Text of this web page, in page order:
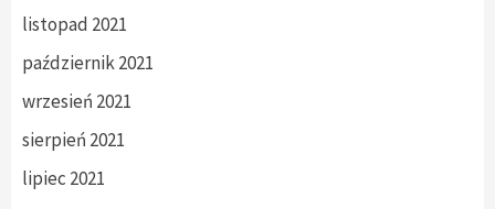
listopad 2021
październik 2021
wrzesień 2021
sierpień 2021
lipiec 2021